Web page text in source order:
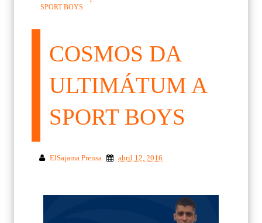
SPORT BOYS
COSMOS DA
ULTIMÁTUM A
SPORT BOYS
ElSajama Prensa abril 12, 2016